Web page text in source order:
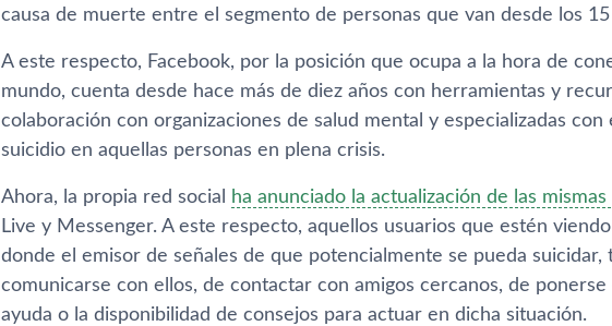
causa de muerte entre el segmento de personas que van desde los
A este respecto, Facebook, por la posición que ocupa a la hora de
mundo, cuenta desde hace más de diez años con herramientas y
colaboración con organizaciones de salud mental y especializadas
suicidio en aquellas personas en plena crisis.
Ahora, la propia red social ha anunciado la actualización de las mismas
Live y Messenger. A este respecto, aquellos usuarios que estén
donde el emisor de señales de que potencialmente se pueda suicidar,
comunicarse con ellos, de contactar con amigos cercanos, de
ayuda o la disponibilidad de consejos para actuar en dicha situación.